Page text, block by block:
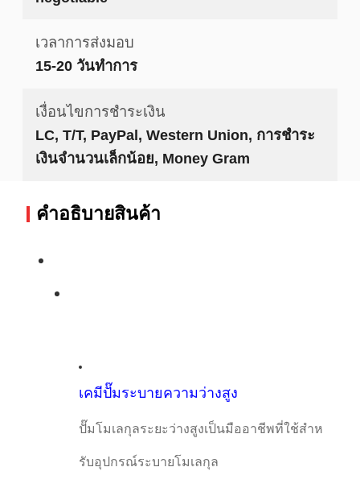
เวลาการส่งมอบ
15-20 วันทำการ
เงื่อนไขการชำระเงิน
LC, T/T, PayPal, Western Union, การชำระ
เงินจำนวนเล็กน้อย, Money Gram
คําอธิบายสินค้า
เคมีปั๊มระบายความว่างสูง
ปั๊มโมเลกุลระยะว่างสูงเป็นมืออาชีพที่ใช้สําห
รับอุปกรณ์ระบายโมเลกุล